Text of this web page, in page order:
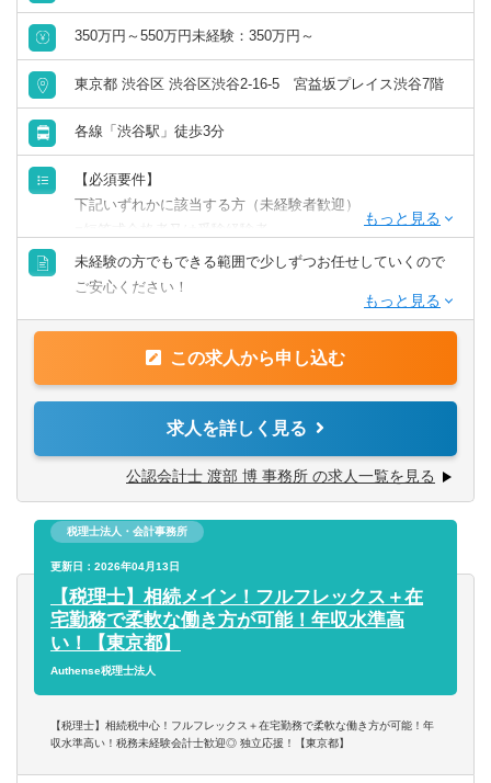
350万円～550万円未経験：350万円～
東京都 渋谷区 渋谷区渋谷2-16-5 宮益坂プレイス渋谷7階
各線「渋谷駅」徒歩3分
【必須要件】
下記いずれかに該当する方（未経験者歓迎）
■税理士科目合格者（1科目以上）
【歓迎要件】
■英語に抵抗のない方（読むことができればOK）
【求める人物像】
■誠実な対応のできる方
■所内外を問わずコミュニケーションを意識できる方
未経験の方でもできる範囲で少しずつお任せしていくので
ご安心ください！
願いします。
■決算、申告書作成業務
■月次又は四半期 巡回業務
■その他、担当クライアントに付随する業務
公認会計士を目指す方には上記に加え、下記の監査業務を
お願いします。
■社会福祉法人、学校法人、公益法人、TMKの監査業務補
この求人から申し込む
求人を詳しく見る
公認会計士 渡部 博 事務所 の求人一覧を見る
税理士法人・会計事務所
更新日：2026年04月13日
【税理士】相続メイン！フルフレックス＋在
宅勤務で柔軟な働き方が可能！年収水準高
い！【東京都】
Authense税理士法人
【税理士】相続税中心！フルフレックス＋在宅勤務で柔軟な働き方が可能！年
収水準高い！税務未経験会計士歓迎◎ 独立応援！【東京都】
群馬県 埼玉県
千葉県 東京都
神奈川県
北陸・甲信越
新潟県 富山県
石川県 福井県
山梨県 長野県
岐阜県 静岡県
愛知県
関西
滋賀県
大阪府 兵庫県
会計事務所・税理士法人
金融専門職
すべて選択する
投資銀行系業務
投資事業
すべて選択する
経理／財務／管理会計
経理
財務／管理会計
事務／秘書
管理部門アシスタント